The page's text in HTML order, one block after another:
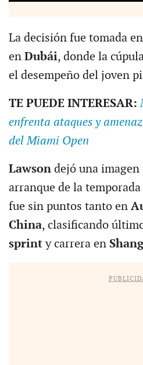
La decisión fue tomada
en Dubái, donde la
el desempeño del joven
TE PUEDE INTERESAR:
enfrenta ataques y
del Miami Open
Lawson dejó una
arranque de la temporada
fue sin puntos tanto en
China, clasificando
sprinty carrera en